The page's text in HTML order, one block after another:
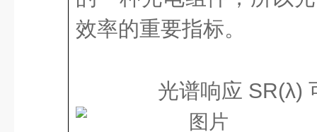
效率的重要指标。
光谱响应 SR(λ)